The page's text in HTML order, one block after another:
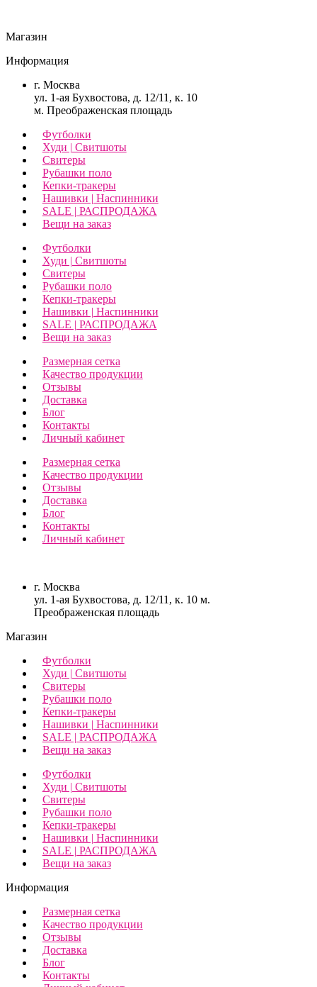
Магазин
Информация
г. Москва
ул. 1-ая Бухвостова, д. 12/11, к. 10
м. Преображенская площадь
Футболки
Худи | Свитшоты
Свитеры
Рубашки поло
Кепки-тракеры
Нашивки | Наспинники
SALE | РАСПРОДАЖА
Вещи на заказ
Футболки
Худи | Свитшоты
Свитеры
Рубашки поло
Кепки-тракеры
Нашивки | Наспинники
SALE | РАСПРОДАЖА
Вещи на заказ
Размерная сетка
Качество продукции
Отзывы
Доставка
Блог
Контакты
Личный кабинет
Размерная сетка
Качество продукции
Отзывы
Доставка
Блог
Контакты
Личный кабинет
г. Москва
ул. 1-ая Бухвостова, д. 12/11, к. 10 м.
Преображенская площадь
Магазин
Футболки
Худи | Свитшоты
Свитеры
Рубашки поло
Кепки-тракеры
Нашивки | Наспинники
SALE | РАСПРОДАЖА
Вещи на заказ
Футболки
Худи | Свитшоты
Свитеры
Рубашки поло
Кепки-тракеры
Нашивки | Наспинники
SALE | РАСПРОДАЖА
Вещи на заказ
Информация
Размерная сетка
Качество продукции
Отзывы
Доставка
Блог
Контакты